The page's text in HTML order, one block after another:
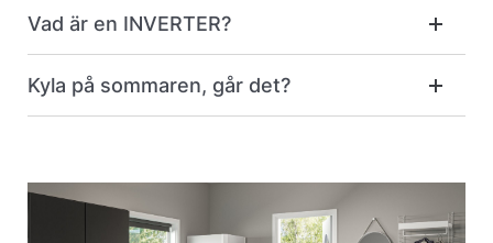
Vad är en INVERTER?
Kyla på sommaren, går det?